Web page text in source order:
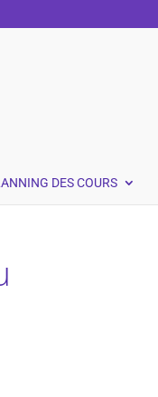
DES COURS